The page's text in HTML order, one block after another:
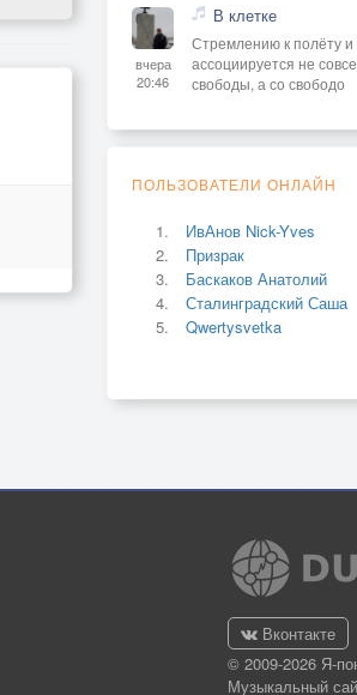
вчера
20:46
В клетке
Стремлению к полёту и
ассоциируется не
свободы, а со свободо
ПОЛЬЗОВАТЕЛИ ОНЛАЙН
ИвАнов Nick-Yves
Призрак
Баскаков Анатолий
Сталинградский Саша
Qwertysvetka
Вконтакте
© 2009-2026 Я-
Музыкальный